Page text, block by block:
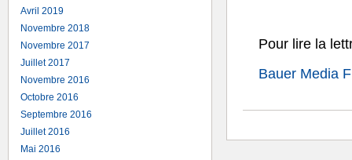
Pour lire la
Bauer Media
Avril 2019
Novembre 2018
Novembre 2017
Juillet 2017
Novembre 2016
Octobre 2016
Septembre 2016
Juillet 2016
Mai 2016